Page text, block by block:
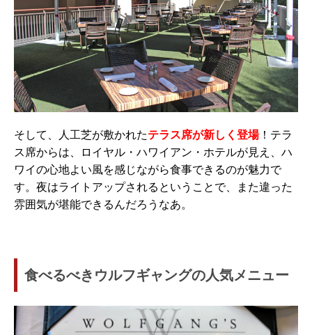
そして、人工芝が敷かれたテラス席が新しく登場！テラ
ス席からは、ロイヤル・ハワイアン・ホテルが見え、ハ
ワイの心地よい風を感じながら食事できるのが魅力で
す。夜はライトアップされるということで、また違った
雰囲気が堪能できるんだろうなあ。
食べるべきウルフギャングの人気メニュー